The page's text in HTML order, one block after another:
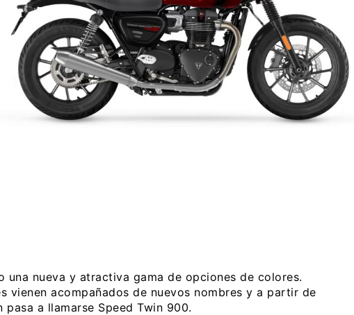
una nueva y atractiva gama de opciones de colores.
vienen acompañados de nuevos nombres y a partir de
pasa a llamarse Speed Twin 900.